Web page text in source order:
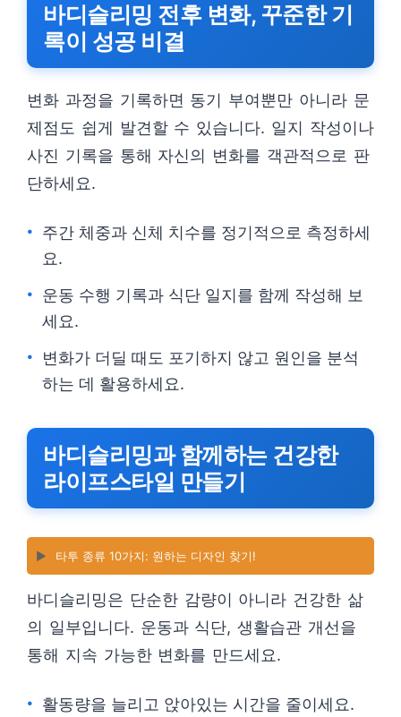
바디슬리밍 전후 변화, 꾸준한 기
록이 성공 비결
변화 과정을 기록하면 동기 부여뿐만 아니라 문
제점도 쉽게 발견할 수 있습니다. 일지 작성이나
사진 기록을 통해 자신의 변화를 객관적으로 판
단하세요.
주간 체중과 신체 치수를 정기적으로 측정하세
요.
운동 수행 기록과 식단 일지를 함께 작성해 보
세요.
변화가 더딜 때도 포기하지 않고 원인을 분석
하는 데 활용하세요.
바디슬리밍과 함께하는 건강한
라이프스타일 만들기
▶️ 타투 종류 10가지: 원하는 디자인 찾기!
바디슬리밍은 단순한 감량이 아니라 건강한 삶
의 일부입니다. 운동과 식단, 생활습관 개선을
통해 지속 가능한 변화를 만드세요.
활동량을 늘리고 앉아있는 시간을 줄이세요.